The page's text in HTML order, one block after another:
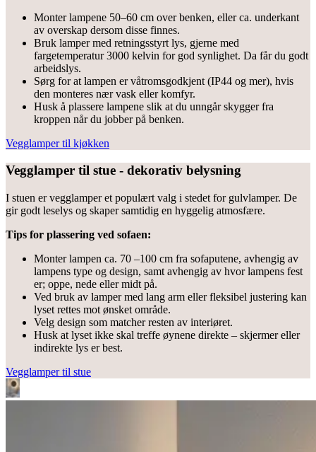
Monter lampene 50–60 cm over benken, eller ca. underkant
av overskap dersom disse finnes.
Bruk lamper med retningsstyrt lys, gjerne med
fargetemperatur 3000 kelvin for god synlighet. Da får du godt
arbeidslys.
Sørg for at lampen er våtromsgodkjent (IP44 og mer), hvis
den monteres nær vask eller komfyr.
Husk å plassere lampene slik at du unngår skygger fra
kroppen når du jobber på benken.
Vegglamper til kjøkken
Vegglamper til stue - dekorativ belysning
I stuen er vegglamper et populært valg i stedet for gulvlamper. De
gir godt leselys og skaper samtidig en hyggelig atmosfære.
Tips for plassering ved sofaen:
Monter lampen ca. 70 –100 cm fra sofaputene, avhengig av
lampens type og design, samt avhengig av hvor lampens fest
er; oppe, nede eller midt på.
Ved bruk av lamper med lang arm eller fleksibel justering kan
lyset rettes mot ønsket område.
Velg design som matcher resten av interiøret.
Husk at lyset ikke skal treffe øynene direkte – skjermer eller
indirekte lys er best.
Vegglamper til stue